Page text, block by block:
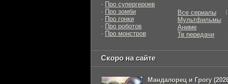
- Про супергероев
- Про зомби
- Про гонки
- Про роботов
- Про монстров
Все сериалы
Мультфильмы
Аниме
Тв передачи
Скоро на сайте
Мандалорец и Грогу